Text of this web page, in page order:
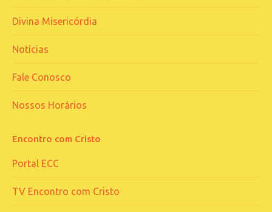
Divina Misericórdia
Notícias
Fale Conosco
Nossos Horários
Encontro com Cristo
Portal ECC
TV Encontro com Cristo